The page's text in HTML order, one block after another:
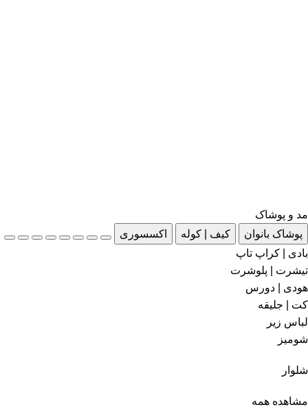
مد و پوشاک
پوشاک بانوان
کیف | کوله
اکسسوری
بادی | کراپ تاپ
تیشرت | پلوشرت
هودی | دورس
کت | جلیقه
لباس زیر
شومیز
شلوار
مشاهده همه